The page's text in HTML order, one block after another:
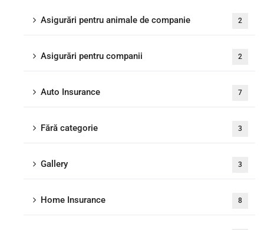
Asigurări pentru animale de companie 2
Asigurări pentru companii 2
Auto Insurance 7
Fără categorie 3
Gallery 3
Home Insurance 8